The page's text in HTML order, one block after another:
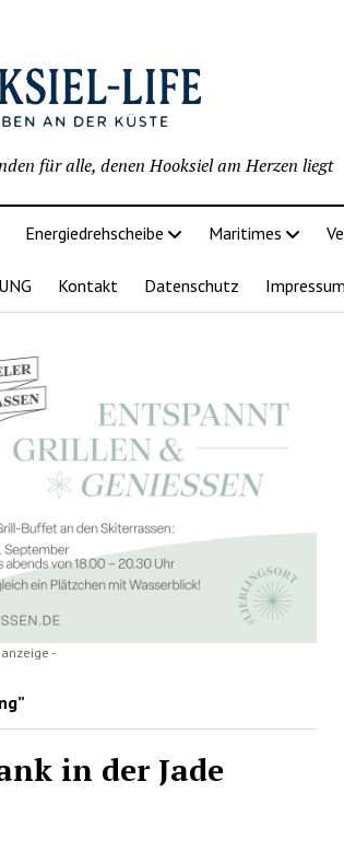
für alle, denen Hooksiel am Herzen liegt
Energiedrehscheibe Maritimes
Kontakt Datenschutz Impressum
-
in der Jade